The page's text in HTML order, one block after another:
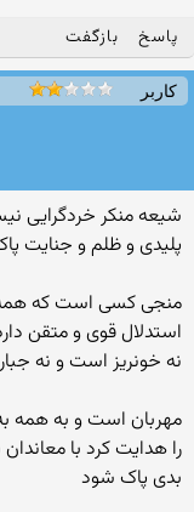
پاسخ بازگفت
کاربر
شیعه منکر خردگرایی
پلیدی و ظلم و جنایت
منجی کسی است که همه
استدلال قوی و متقن
نه خونریز است و نه جبار
مهربان است و به همه
را هدایت کرد با
بدی پاک شود